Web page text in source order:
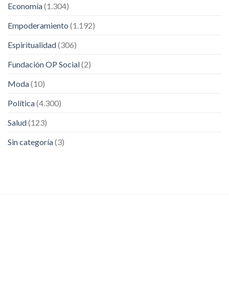
Economía(1.304)
Empoderamiento (1.192)
Espiritualidad(306)
Fundación OP Social(2)
Moda(10)
Política(4.300)
Salud(123)
Sin categoría(3)